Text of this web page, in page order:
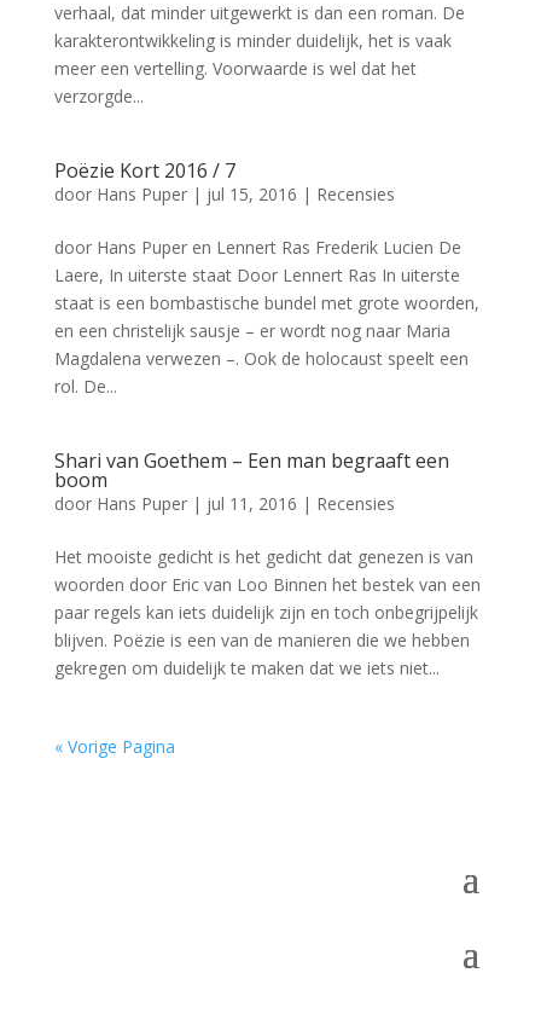
verhaal, dat minder uitgewerkt is dan een roman. De
karakterontwikkeling is minder duidelijk, het is vaak
meer een vertelling. Voorwaarde is wel dat het
verzorgde...
Poëzie Kort 2016 / 7
door Hans Puper| jul 15, 2016 | Recensies
door Hans Puper en Lennert Ras Frederik Lucien De
Laere, In uiterste staat Door Lennert Ras In uiterste
staat is een bombastische bundel met grote woorden,
en een christelijk sausje – er wordt nog naar Maria
Magdalena verwezen –. Ook de holocaust speelt een
rol. De...
Shari van Goethem – Een man begraaft een
boom
door Hans Puper| jul 11, 2016 | Recensies
Het mooiste gedicht is het gedicht dat genezen is van
woorden door Eric van Loo Binnen het bestek van een
paar regels kan iets duidelijk zijn en toch onbegrijpelijk
blijven. Poëzie is een van de manieren die we hebben
gekregen om duidelijk te maken dat we iets niet...
« Vorige Pagina